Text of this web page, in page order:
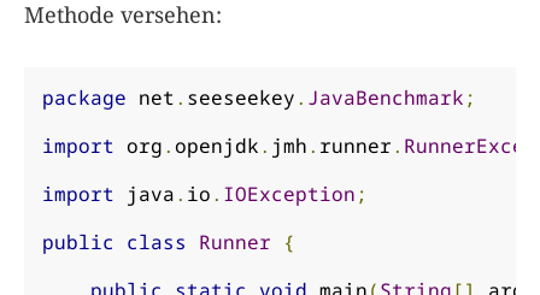
Methode versehen:
package net. seeseekey. JavaBenchmark ;
import org.openjdk. jmh. runner.
import java. io. IOException ;
public class Runner {